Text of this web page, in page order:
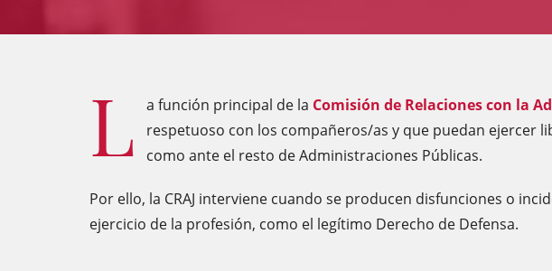
L a función principal de la Comisión de Relaciones con la
respetuoso con los compañeros/as y que puedan ejercer
como ante el resto de Administraciones Públicas.
Por ello, la CRAJ interviene cuando se producen disfunciones o
ejercicio de la profesión, como el legítimo Derecho de Defensa.